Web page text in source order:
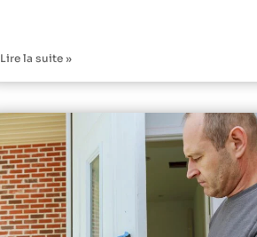
Lire la suite »